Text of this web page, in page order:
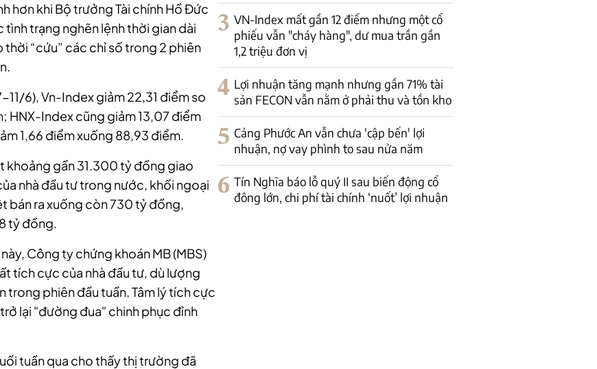
hơn khi Bộ trưởng Tài chính Hồ Đức
trạng nghẽn lệnh thời gian dài
“cứu” các chỉ số trong 2 phiên
6), Vn-Index giảm 22,31 điểm so
HNX-Index cũng giảm 13,07 điểm
1,66 điểm xuống 88,93 điểm.
khoảng gần 31.300 tỷ đồng giao
nhà đầu tư trong nước, khối ngoại
bán ra xuống còn 730 tỷ đồng,
tỷ đồng.
Công ty chứng khoán MB (MBS)
tích cực của nhà đầu tư, dù lượng
trong phiên đầu tuần. Tâm lý tích cực
lại "đường đua" chinh phục đỉnh
tuần qua cho thấy thị trường đã
3 VN-Index mất gần 12 điểm nhưng một cổ
phiếu vẫn "cháy hàng", dư mua trần gần
1,2 triệu đơn vị
4 Lợi nhuận tăng mạnh nhưng gần 71% tài
sản FECON vẫn nằm ở phải thu và tồn kho
5 Cảng Phước An vẫn chưa 'cập bến' lợi
nhuận, nợ vay phình to sau nửa năm
6 Tín Nghĩa báo lỗ quý II sau biến động cổ
đông lớn, chi phí tài chính ‘nuốt’ lợi nhuận